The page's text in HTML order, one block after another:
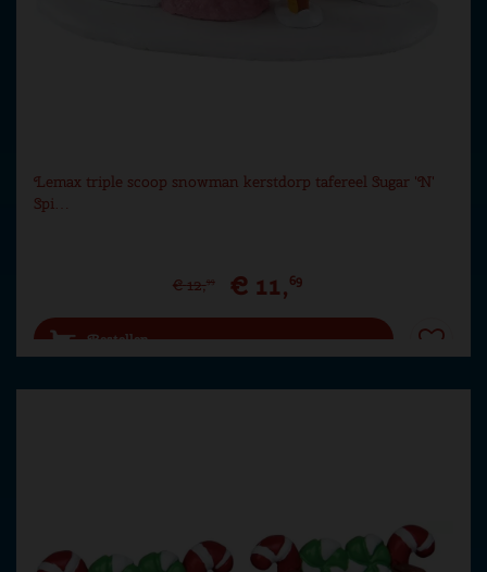
Lemax triple scoop snowman kerstdorp tafereel Sugar 'N'
Spi…
€ 12,99 € 11,69
Bestellen